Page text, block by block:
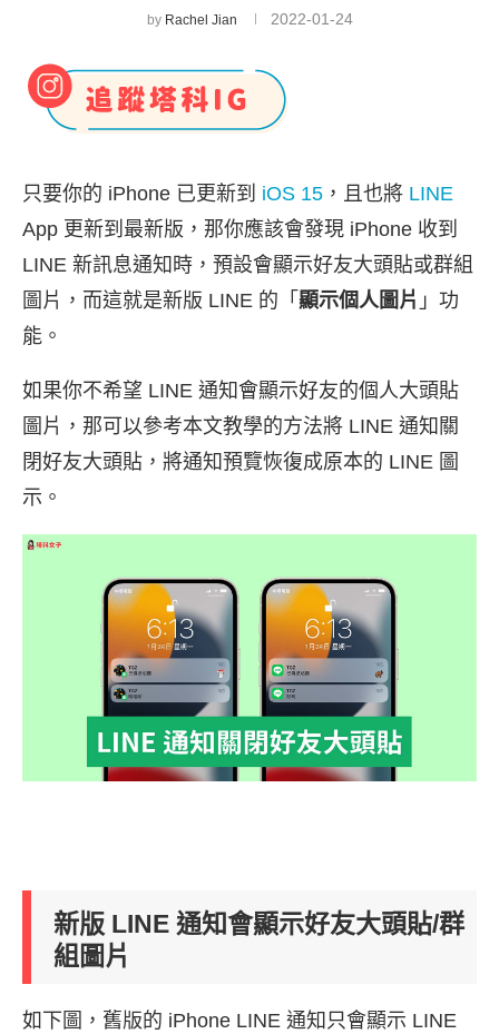
by Rachel Jian 2022-01-24
只要你的 iPhone 已更新到 iOS 15 ，且也將 LINE
App 更新到最新版，那你應該會發現 iPhone 收到
LINE 新訊息通知時，預設會顯示好友大頭貼或群組
圖片，而這就是新版 LINE 的「 顯示個人圖片 」功
能。
如果你不希望 LINE 通知會顯示好友的個人大頭貼
圖片，那可以參考本文教學的方法將 LINE 通知關
閉好友大頭貼，將通知預覽恢復成原本的 LINE 圖
示。
新版 LINE 通知會顯示好友大頭貼/群
組圖片
如下圖，舊版的 iPhone LINE 通知只會顯示 LINE